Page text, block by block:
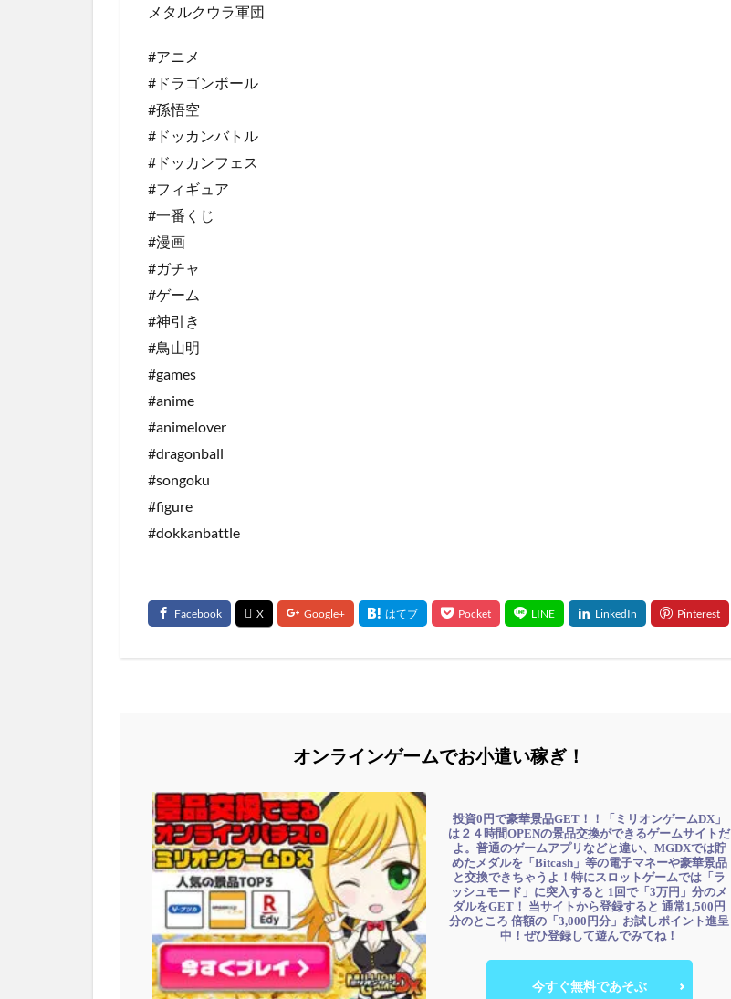
メタルクウラ軍団
#アニメ
#ドラゴンボール
#孫悟空
#ドッカンバトル
#ドッカンフェス
#フィギュア
#一番くじ
#漫画
#ガチャ
#ゲーム
#神引き
#鳥山明
#games
#anime
#animelover
#dragonball
#songoku
#figure
#dokkanbattle
オンラインゲームでお小遣い稼ぎ！
投資0円で豪華景品GET！！「ミリオンゲームDX」
は２４時間OPENの景品交換ができるゲームサイトだ
よ。普通のゲームアプリなどと違い、MGDXでは貯
めたメダルを「Bitcash」等の電子マネーや豪華景品
と交換できちゃうよ！特にスロットゲームでは「ラ
ッシュモード」に突入すると 1回で「3万円」分のメ
ダルをGET！ 当サイトから登録すると 通常1,500円
分のところ 倍額の「3,000円分」お試しポイント進呈
中！ぜひ登録して遊んでみてね！
今すぐ無料であそぶ